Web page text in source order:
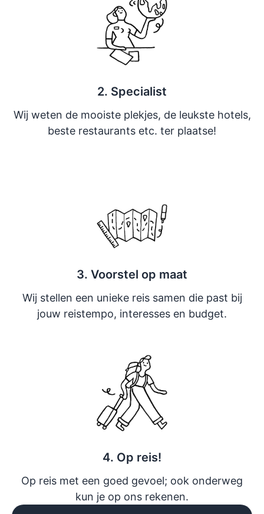
2. Specialist
Wij weten de mooiste plekjes, de leukste hotels,
beste restaurants etc. ter plaatse!
3. Voorstel op maat
Wij stellen een unieke reis samen die past bij
jouw reistempo, interesses en budget.
4. Op reis!
Op reis met een goed gevoel; ook onderweg
kun je op ons rekenen.